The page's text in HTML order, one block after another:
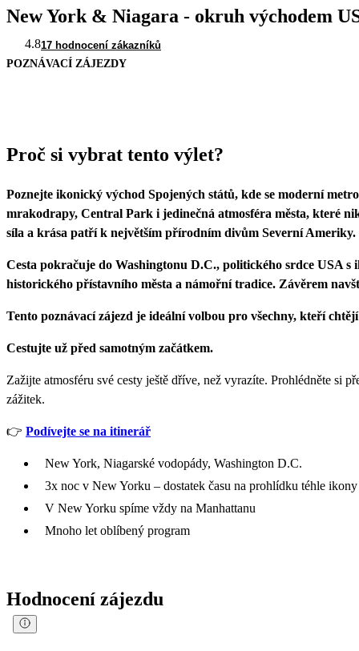
New York & Niagara - okruh východem
4.817 hodnocení zákazníků
POZNÁVACÍ ZÁJEZDY
Proč si vybrat tento výlet?
Poznejte ikonický východ Spojených států, kde se moderní
mrakodrapy, Central Park i jedinečná atmosféra města, které
síla a krása patří k největším přírodním divům Severní Ameriky.
Cesta pokračuje do Washingtonu D.C., politického srdce USA
historického přístavního města a námořní tradice. Závěrem
Tento poznávací zájezd je ideální volbou pro všechny, kteří
Cestujte už před samotným začátkem.
Zažijte atmosféru své cesty ještě dříve, než vyrazíte. Prohlédněte si
zážitek.
👉 Podívejte se na itinerář
New York, Niagarské vodopády, Washington D.C.
3x noc v New Yorku – dostatek času na prohlídku téhle
V New Yorku spíme vždy na Manhattanu
Mnoho let oblíbený program
Hodnocení zájezdu